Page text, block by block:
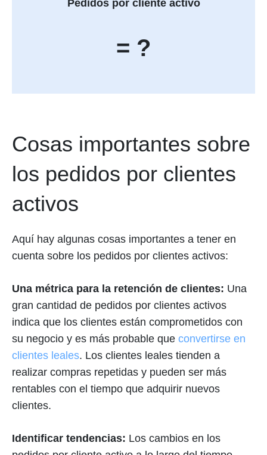
Pedidos por cliente activo
= ?
Cosas importantes sobre
los pedidos por clientes
activos
Aquí hay algunas cosas importantes a tener en
cuenta sobre los pedidos por clientes activos:
Una métrica para la retención de clientes: Una
gran cantidad de pedidos por clientes activos
indica que los clientes están comprometidos con
su negocio y es más probable que convertirse en
clientes leales. Los clientes leales tienden a
realizar compras repetidas y pueden ser más
rentables con el tiempo que adquirir nuevos
clientes.
Identificar tendencias: Los cambios en los